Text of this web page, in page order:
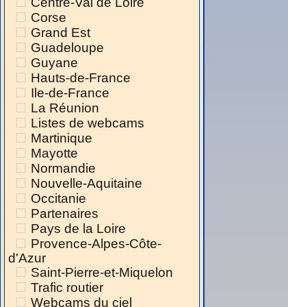
Corse
Grand Est
Guadeloupe
Guyane
Hauts-de-France
Ile-de-France
La Réunion
Listes de webcams
Martinique
Mayotte
Normandie
Nouvelle-Aquitaine
Occitanie
Partenaires
Pays de la Loire
Provence-Alpes-Côte-
d'Azur
Saint-Pierre-et-Miquelon
Trafic routier
Webcams du ciel